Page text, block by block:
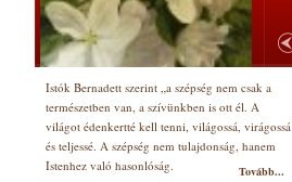
Istók Bernadett szerint „a szépség nem csak a
természetben van, a szívünkben is ott él. A
világot édenkertté kell tenni, világossá, virágossá
és teljessé. A szépség nem tulajdonság, hanem
Istenhez való hasonlóság.
Tovább...